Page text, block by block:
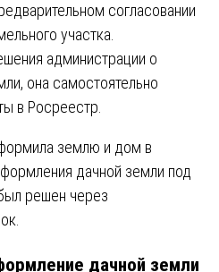
согласовании
участка.
администрации о
она самостоятельно
в Росреестр.
землю и дом в
дачной земли под
решен через
дачной земли